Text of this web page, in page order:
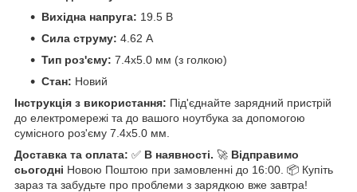
Вихідна напруга: 19.5 В
Сила струму: 4.62 А
Тип роз'єму: 7.4x5.0 мм (з голкою)
Стан: Новий
Інструкція з використання: Під'єднайте зарядний пристрій
до електромережі та до вашого ноутбука за допомогою
сумісного роз'єму 7.4x5.0 мм.
Доставка та оплата: ✅ В наявності. 🚀 Відправимо
сьогодні Новою Поштою при замовленні до 16:00. 📦 Купіть
зараз та забудьте про проблеми з зарядкою вже завтра!